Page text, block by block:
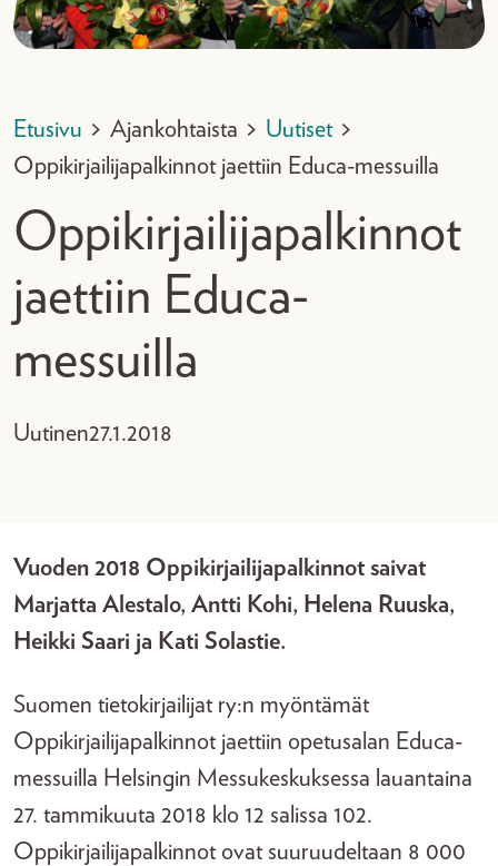
Etusivu > Ajankohtaista > Uutiset >
Oppikirjailijapalkinnot jaettiin Educa-messuilla
Oppikirjailijapalkinnot
jaettiin Educa-
messuilla
Uutinen27.1.2018
Vuoden 2018 Oppikirjailijapalkinnot saivat
Marjatta Alestalo, Antti Kohi, Helena Ruuska,
Heikki Saari ja Kati Solastie.
Suomen tietokirjailijat ry:n myöntämät
Oppikirjailijapalkinnot jaettiin opetusalan Educa-
messuilla Helsingin Messukeskuksessa lauantaina
27. tammikuuta 2018 klo 12 salissa 102.
Oppikirjailijapalkinnot ovat suuruudeltaan 8 000